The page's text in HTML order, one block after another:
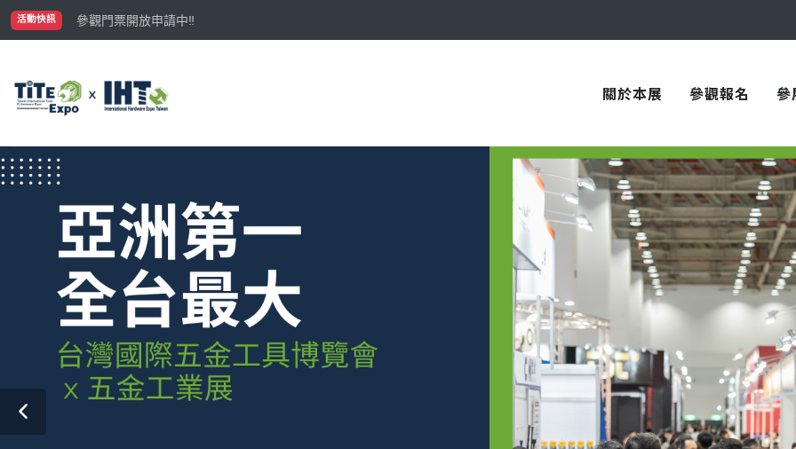
活動快訊
參觀門票開放申請中‼️
最大規模台灣五金展TiTE x IHT，2026/10/20-22與您在臺中國際會展中心再次相見！
關於本展 參觀報名 參